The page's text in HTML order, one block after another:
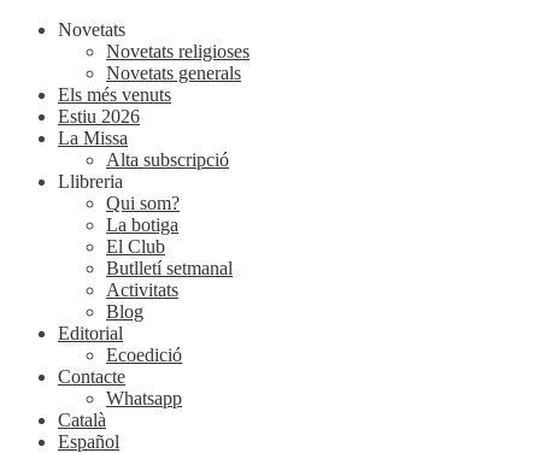
Novetats
Novetats religioses
Novetats generals
Els més venuts
Estiu 2026
La Missa
Alta subscripció
Llibreria
Qui som?
La botiga
El Club
Butlletí setmanal
Activitats
Blog
Editorial
Ecoedició
Contacte
Whatsapp
Català
Español